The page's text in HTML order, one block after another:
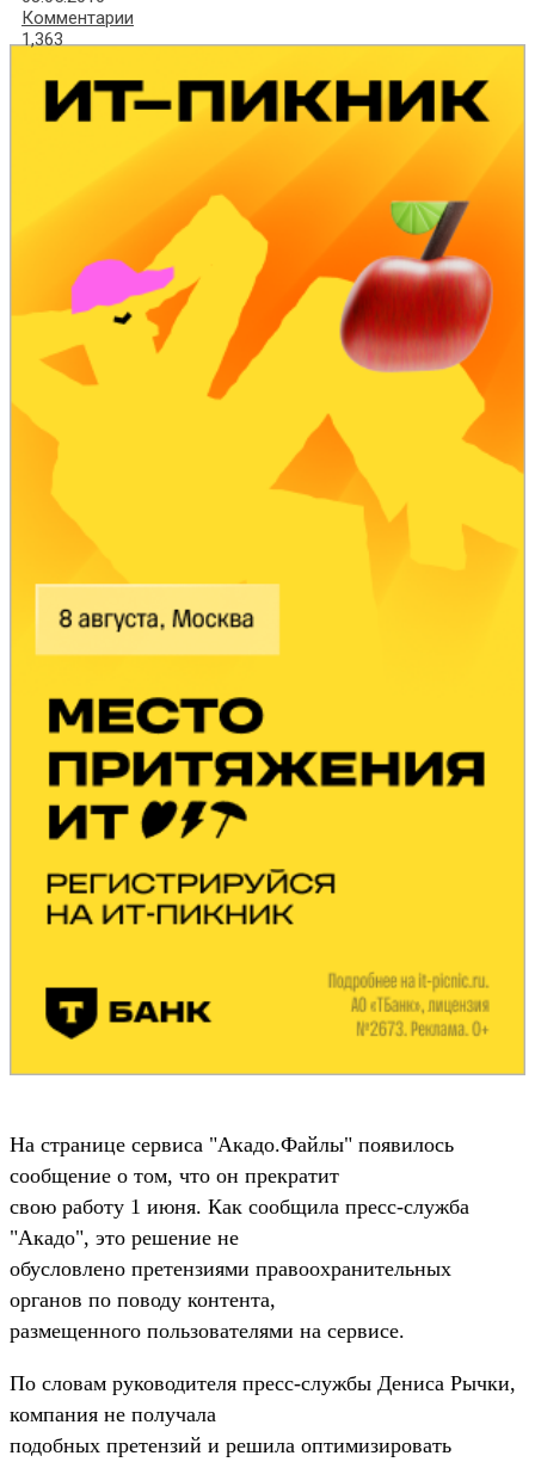
Комментарии
1,363
На странице сервиса "Акадо.Файлы" появилось
сообщение о том, что он прекратит
свою работу 1 июня. Как сообщила пресс-служба
"Акадо", это решение не
обусловлено претензиями правоохранительных
органов по поводу контента,
размещенного пользователями на сервисе.
По словам руководителя пресс-службы Дениса Рычки,
компания не получала
подобных претензий и решила оптимизировать